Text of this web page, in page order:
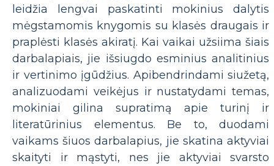
leidžia lengvai paskatinti mokinius dalytis
mėgstamomis knygomis su klasės draugais ir
praplėsti klasės akiratį. Kai vaikai užsiima šiais
darbalapiais, jie išsiugdo esminius analitinius
ir vertinimo įgūdžius. Apibendrindami siužetą,
analizuodami veikėjus ir nustatydami temas,
mokiniai gilina supratimą apie turinį ir
literatūrinius elementus. Be to, duodami
vaikams šiuos darbalapius, jie skatina aktyviai
skaityti ir mąstyti, nes jie aktyviai svarsto